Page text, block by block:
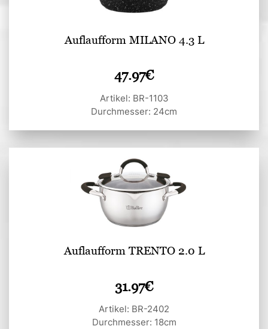
Auflaufform MILANO 4.3 L
47.97€
Artikel: BR-1103
Durchmesser: 24cm
Auflaufform TRENTO 2.0 L
31.97€
Artikel: BR-2402
Durchmesser: 18cm